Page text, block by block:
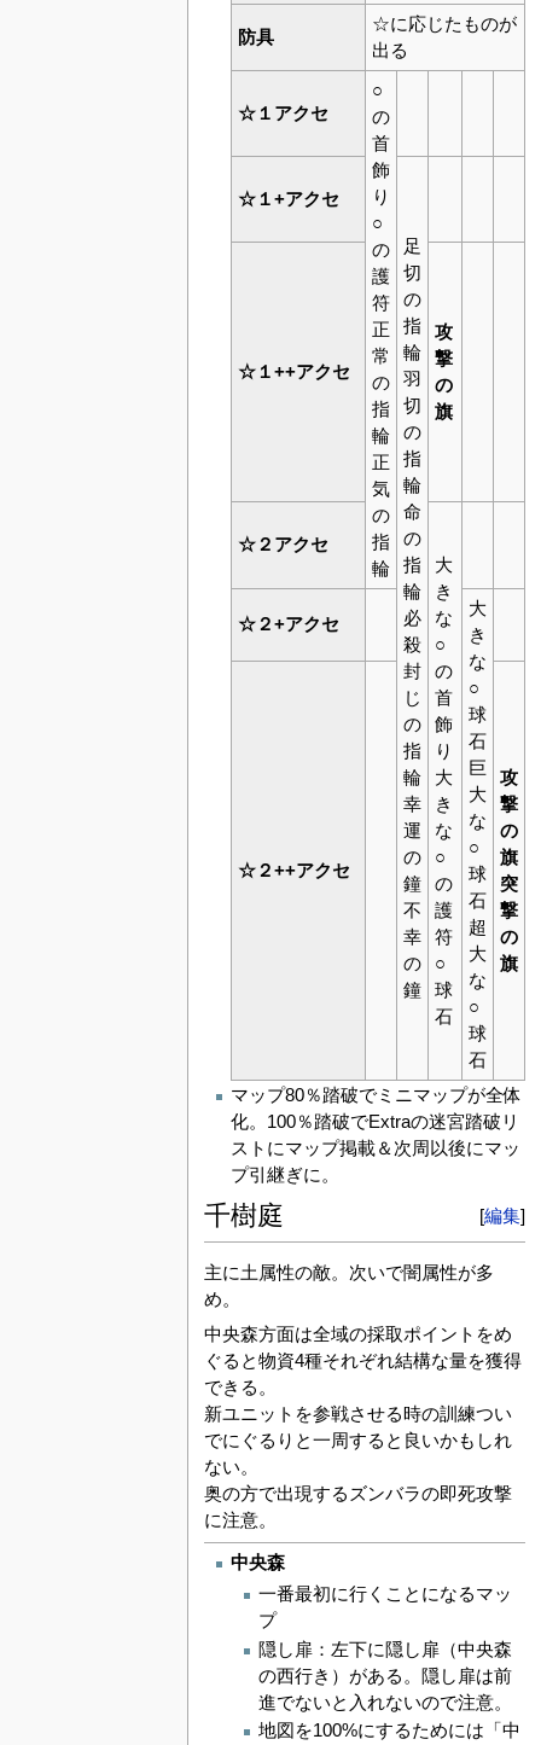
防具
☆に応じたものが
出る
☆１アクセ
○
の
首
飾
り
○
の
護
符
正
常
の
指
輪
正
気
の
指
輪
☆１+アクセ
足
切
の
指
輪
羽
切
の
指
輪
命
の
指
輪
必
殺
封
じ
の
指
輪
幸
運
の
鐘
不
幸
の
鐘
☆１++アクセ
攻
撃
の
旗
☆２アクセ
大
き
な
○
の
首
飾
り
大
き
な
○
の
護
符
○
球
石
☆２+アクセ
大
き
な
○
球
石
巨
大
な
○
球
石
超
大
な
○
球
石
☆２++アクセ
攻
撃
の
旗
突
撃
の
旗
マップ80％踏破でミニマップが全体
化。100％踏破でExtraの迷宮踏破リ
ストにマップ掲載＆次周以後にマッ
プ引継ぎに。
[編集]
千樹庭
主に土属性の敵。次いで闇属性が多
め。
中央森方面は全域の採取ポイントをめ
ぐると物資4種それぞれ結構な量を獲得
できる。
新ユニットを参戦させる時の訓練つい
でにぐるりと一周すると良いかもしれ
ない。
奥の方で出現するズンバラの即死攻撃
に注意。
中央森
一番最初に行くことになるマッ
プ
隠し扉：左下に隠し扉（中央森
の西行き）がある。隠し扉は前
進でないと入れないので注意。
地図を100%にするためには「中